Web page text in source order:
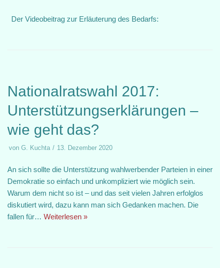
Der Videobeitrag zur Erläuterung des Bedarfs:
Nationalratswahl 2017:
Unterstützungserklärungen –
wie geht das?
von G. Kuchta 13. Dezember 2020
An sich sollte die Unterstützung wahlwerbender Parteien in einer
Demokratie so einfach und unkompliziert wie möglich sein.
Warum dem nicht so ist – und das seit vielen Jahren erfolglos
diskutiert wird, dazu kann man sich Gedanken machen. Die
fallen für… Weiterlesen »